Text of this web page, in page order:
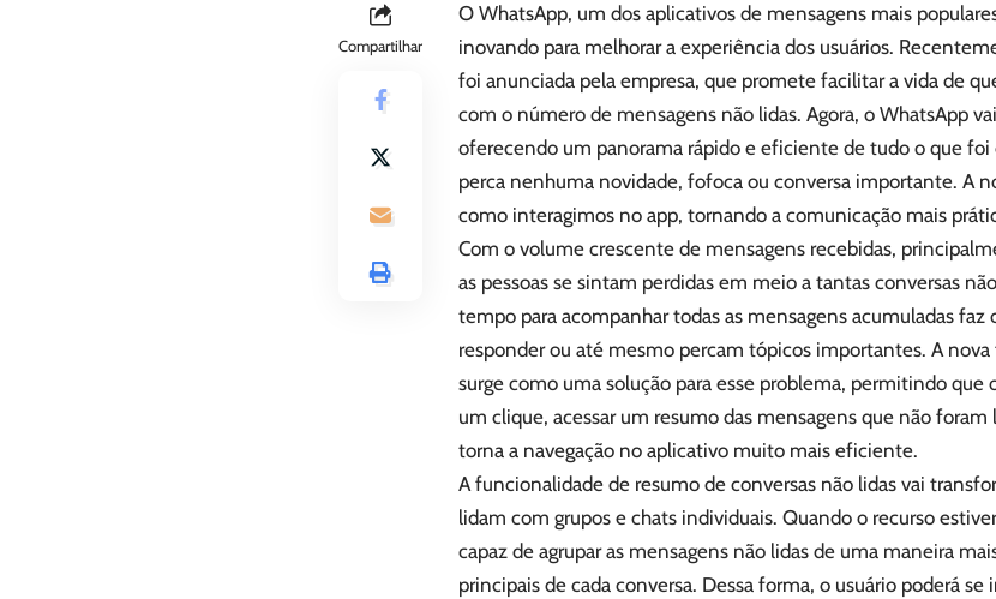
Compartilhar
O WhatsApp, um dos aplicativos de mensagens mais
inovando para melhorar a experiência dos usuários.
foi anunciada pela empresa, que promete facilitar a vida de
com o número de mensagens não lidas. Agora, o WhatsApp
oferecendo um panorama rápido e eficiente de tudo o que foi
perca nenhuma novidade, fofoca ou conversa importante. A
como interagimos no app, tornando a comunicação mais
Com o volume crescente de mensagens recebidas,
as pessoas se sintam perdidas em meio a tantas conversas
tempo para acompanhar todas as mensagens acumuladas faz
responder ou até mesmo percam tópicos importantes. A
surge como uma solução para esse problema, permitindo que
um clique, acessar um resumo das mensagens que não
torna a navegação no aplicativo muito mais eficiente.
A funcionalidade de resumo de conversas não lidas vai
lidam com grupos e chats individuais. Quando o recurso
capaz de agrupar as mensagens não lidas de uma maneira
principais de cada conversa. Dessa forma, o usuário poderá